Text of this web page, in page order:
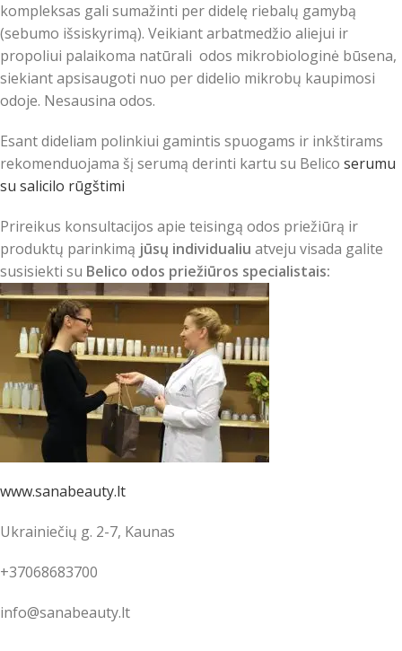
kompleksas gali sumažinti per didelę riebalų gamybą
(sebumo išsiskyrimą). Veikiant arbatmedžio aliejui ir
propoliui palaikoma natūrali odos mikrobiologinė būsena,
siekiant apsisaugoti nuo per didelio mikrobų kaupimosi
odoje. Nesausina odos.
Esant dideliam polinkiui gamintis spuogams ir inkštirams
rekomenduojama šį serumą derinti kartu su Belico serumu
su salicilo rūgštimi
Prireikus konsultacijos apie teisingą odos priežiūrą ir
produktų parinkimą jūsų individualiu atveju visada galite
susisiekti su Belico odos priežiūros specialistais:
www.sanabeauty.lt
Ukrainiečių g. 2-7, Kaunas
+37068683700
info@sanabeauty.lt